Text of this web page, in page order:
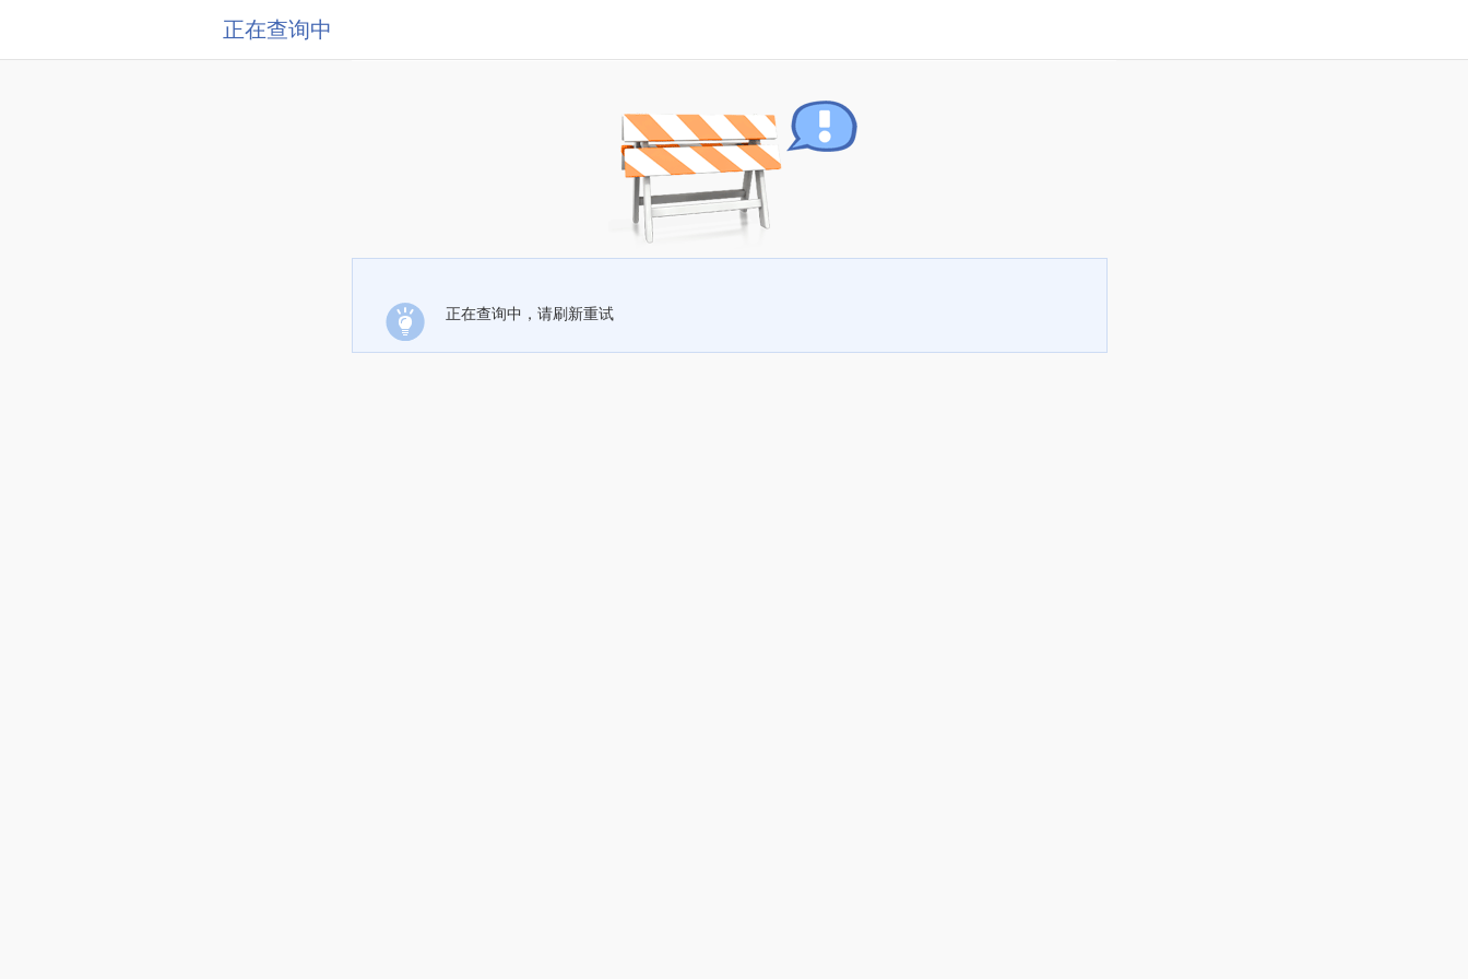
正在查询中
正在查询中，请刷新重试